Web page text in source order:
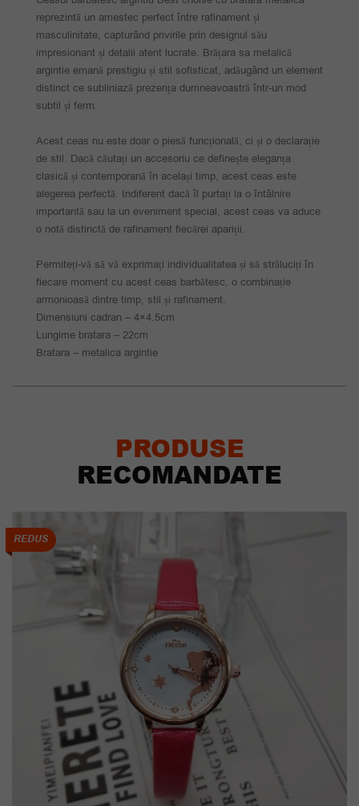
reprezintă un amestec perfect între rafinament și
masculinitate, capturând privirile prin designul său
impresionant și detalii atent lucrate. Brățara sa metalică
argintie emană prestigiu și stil sofisticat, adăugând un element
distinct ce subliniază prezența dumneavoastră într-un mod
subtil și ferm.
Acest ceas nu este doar o piesă funcțională, ci și o declarație
de stil. Dacă căutați un accesoriu ce definește eleganța
clasică și contemporană în același timp, acest ceas este
alegerea perfectă. Indiferent dacă îl purtați la o întâlnire
importantă sau la un eveniment special, acest ceas va aduce
o notă distinctă de rafinament fiecărei apariții.
Permiteți-vă să vă exprimați individualitatea și să străluciți în
fiecare moment cu acest ceas barbătesc, o combinație
armonioasă dintre timp, stil și rafinament.
Dimensiuni cadran – 4×4.5cm
Lungime bratara – 22cm
Bratara – metalica argintie
PRODUSE
RECOMANDATE
REDUS